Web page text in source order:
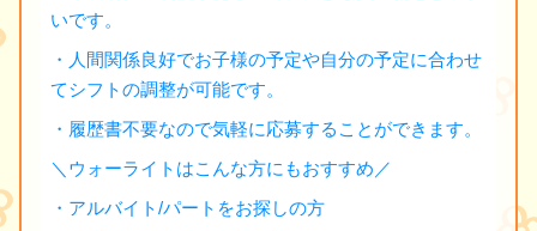
いです。
・人間関係良好でお子様の予定や自分の予定に合わせ
てシフトの調整が可能です。
・履歴書不要なので気軽に応募することができます。
＼ウォーライトはこんな方にもおすすめ／
・アルバイト/パートをお探しの方